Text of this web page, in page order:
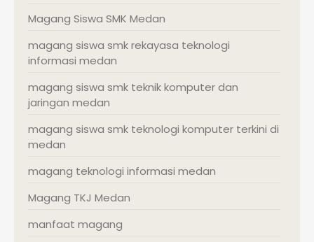
Magang Siswa SMK Medan
magang siswa smk rekayasa teknologi
informasi medan
magang siswa smk teknik komputer dan
jaringan medan
magang siswa smk teknologi komputer terkini di
medan
magang teknologi informasi medan
Magang TKJ Medan
manfaat magang